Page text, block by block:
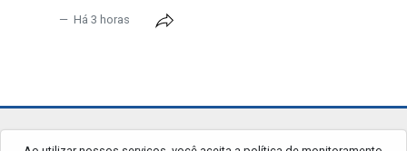
Há 3 horas
jornalgrandourados.com.br